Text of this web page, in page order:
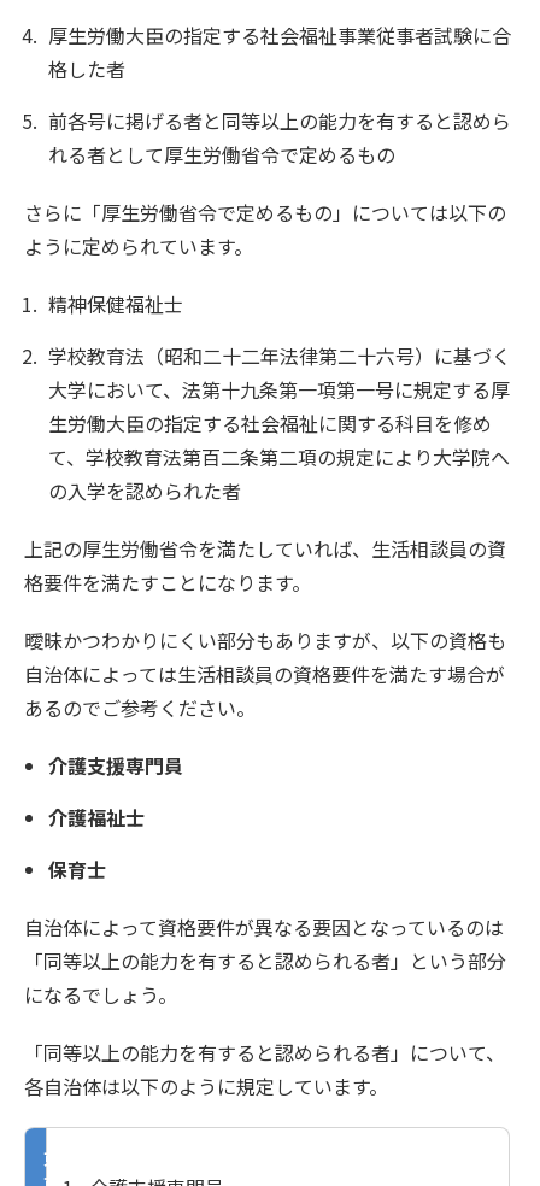
厚生労働大臣の指定する社会福祉事業従事者試験に合
格した者
前各号に掲げる者と同等以上の能力を有すると認めら
れる者として厚生労働省令で定めるもの
さらに「厚生労働省令で定めるもの」については以下の
ように定められています。
精神保健福祉士
学校教育法（昭和二十二年法律第二十六号）に基づく
大学において、法第十九条第一項第一号に規定する厚
生労働大臣の指定する社会福祉に関する科目を修め
て、学校教育法第百二条第二項の規定により大学院へ
の入学を認められた者
上記の厚生労働省令を満たしていれば、生活相談員の資
格要件を満たすことになります。
曖昧かつわかりにくい部分もありますが、以下の資格も
自治体によっては生活相談員の資格要件を満たす場合が
あるのでご参考ください。
介護支援専門員
介護福祉士
保育士
自治体によって資格要件が異なる要因となっているのは
「同等以上の能力を有すると認められる者」という部分
になるでしょう。
「同等以上の能力を有すると認められる者」について、
各自治体は以下のように規定しています。
東